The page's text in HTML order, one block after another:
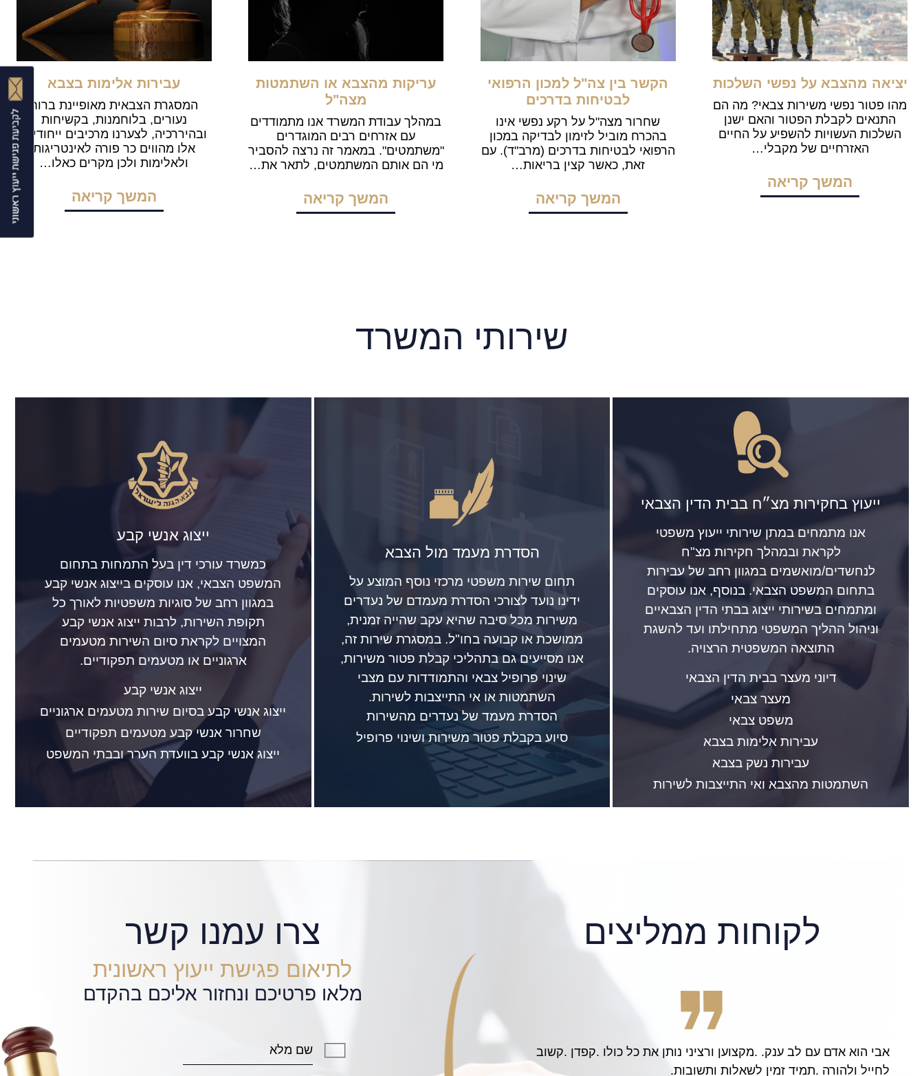
יציאה מהצבא על נפשי השלכות
מהו פטור נפשי משירות צבאי? מה הם
התנאים לקבלת הפטור והאם ישנן
השלכות העשויות להשפיע על החיים
האזרחיים של מקבלי…
המשך קריאה
הקשר בין צה"ל למכון הרפואי
לבטיחות בדרכים
שחרור מצה"ל על רקע נפשי אינו
בהכרח מוביל לזימון לבדיקה במכון
הרפואי לבטיחות בדרכים (מרב"ד). עם
זאת, כאשר קצין בריאות…
המשך קריאה
עריקות מהצבא או השתמטות
מצה"ל
במהלך עבודת המשרד אנו מתמודדים
עם אזרחים רבים המוגדרים
"משתמטים". במאמר זה נרצה להסביר
מי הם אותם המשתמטים, לתאר את…
המשך קריאה
עבירות אלימות בצבא
המסגרת הצבאית מאופיינת ברוח
נעורים, בלוחמנות, בקשיחות
ובהיררכיה, לצערנו מרכיבים ייחודיים
אלו מהווים כר פורה לאינטריגות
ולאלימות ולכן מקרים כאלו…
המשך קריאה
שירותי המשרד
ייעוץ בחקירות מצ״ח בבית הדין הצבאי
אנו מתמחים במתן שירותי ייעוץ משפטי
לקראת ובמהלך חקירות מצ"ח
לנחשדים/מואשמים במגוון רחב של עבירות
בתחום המשפט הצבאי. בנוסף, אנו עוסקים
ומתמחים בשירותי ייצוג בבתי הדין הצבאיים
וניהול ההליך המשפטי מתחילתו ועד להשגת
התוצאה המשפטית הרצויה.
דיוני מעצר בבית הדין הצבאי
מעצר צבאי
משפט צבאי
עבירות אלימות בצבא
עבירות נשק בצבא
השתמטות מהצבא ואי התייצבות לשירות
הסדרת מעמד מול הצבא
תחום שירות משפטי מרכזי נוסף המוצע על
ידינו נועד לצורכי הסדרת מעמדם של נעדרים
משירות מכל סיבה שהיא עקב שהייה זמנית,
ממושכת או קבועה בחו"ל. במסגרת שירות זה,
אנו מסייעים גם בתהליכי קבלת פטור משירות,
שינוי פרופיל צבאי והתמודדות עם מצבי
השתמטות או אי התייצבות לשירות.
הסדרת מעמד של נעדרים מהשירות
סיוע בקבלת פטור משירות ושינוי פרופיל
ייצוג אנשי קבע
כמשרד עורכי דין בעל התמחות בתחום
המשפט הצבאי, אנו עוסקים בייצוג אנשי קבע
במגוון רחב של סוגיות משפטיות לאורך כל
תקופת השירות, לרבות ייצוג אנשי קבע
המצויים לקראת סיום השירות מטעמים
ארגוניים או מטעמים תפקודיים.
ייצוג אנשי קבע
ייצוג אנשי קבע בסיום שירות מטעמים ארגוניים
שחרור אנשי קבע מטעמים תפקודיים
ייצוג אנשי קבע בוועדת הערר ובבתי המשפט
לקוחות ממליצים
Thanks to the wonderful, patient, and hard working services
provided by the attorney Avi Finarsky, I am now able to visit Israel,
נקלענו לבעיה שלא חשבנו שנצא ממנה, בזכות אבי והמשרד יצאנו ממנה
צרו עמנו קשר
לתיאום פגישת ייעוץ ראשונית
מלאו פרטיכם ונחזור אליכם בהקדם